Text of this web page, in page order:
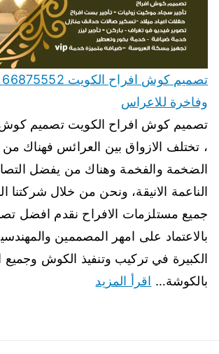
وفاخرة للاعراس
تصميم كوش افراح الكويت تصميم كوش
، تختلف الازواق بين العرائس فهناك
الضخمة والفخمة وهناك من يفضل
الناعمة الانيقة، ونحن من خلال
جميع مستلزمات الافراح نقدم افضل
بالاعتماد على امهر المصممين
الكبيرة في تركيب وتنفيذ الكوش وجميع
بالكوشة… اقرأ المزيد